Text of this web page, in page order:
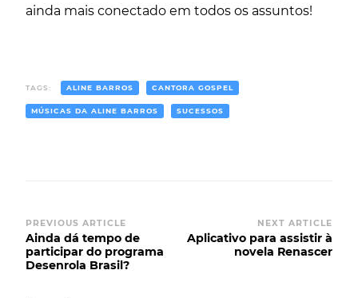
ainda mais conectado em todos os assuntos!
TAGS: ALINE BARROS CANTORA GOSPEL
MÚSICAS DA ALINE BARROS SUCESSOS
PREVIOUS ARTICLE
Ainda dá tempo de
participar do programa
Desenrola Brasil?
NEXT ARTICLE
Aplicativo para assistir à
novela Renascer